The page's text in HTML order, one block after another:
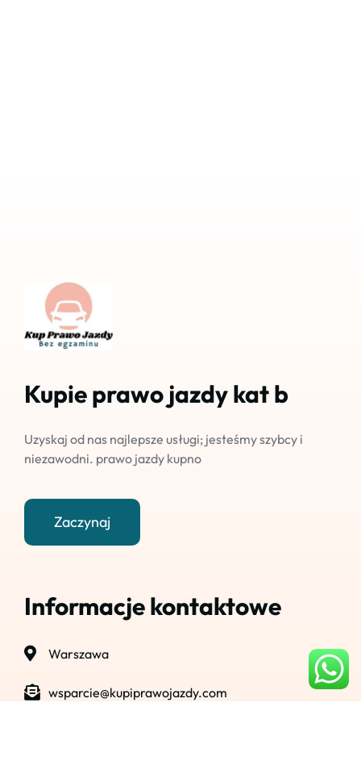
Kupie prawo jazdy kat b
Uzyskaj od nas najlepsze usługi; jesteśmy szybcy i
niezawodni. prawo jazdy kupno
Zaczynaj
Informacje kontaktowe
Warszawa
wsparcie@kupiprawojazdy.com